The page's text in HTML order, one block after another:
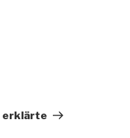
erklärte